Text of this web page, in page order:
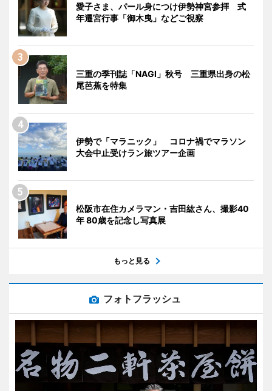
愛子さま、パール身につけ伊勢神宮参拝 式
年遷宮行事「御木曳」などご視察
三重の季刊誌「NAGI」秋号 三重県出身の松
尾芭蕉を特集
伊勢で「マラニック」 コロナ禍でマラソン
大会中止受けラン旅ツアー企画
松阪市在住カメラマン・吉田紘さん、撮影40
年 80歳を記念し写真展
もっと見る
フォトフラッシュ